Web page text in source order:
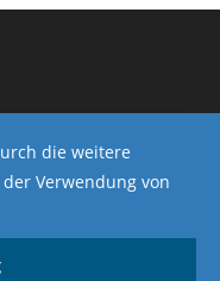
die weitere
Verwendung von